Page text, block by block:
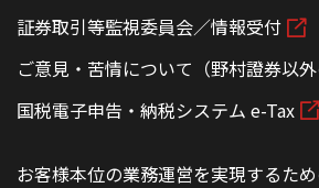
証券取引等監視委員会／情報受付
ご意見・苦情について（野村證券以外
国税電子申告・納税システム e-Tax
お客様本位の業務運営を実現するた